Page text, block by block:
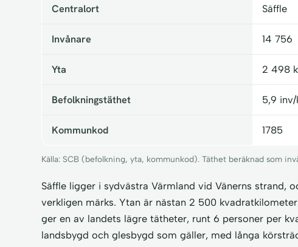
Centralort Säffle
Invånare 14 756
Yta 2 498
Befolkningstäthet 5,9
Kommunkod 1785
Källa: SCB (befolkning, yta, kommunkod). Täthet beräknad som
Säffle ligger i sydvästra Värmland vid Vänerns strand,
verkligen märks. Ytan är nästan 2 500
ger en av landets lägre tätheter, runt 6 personer per
landsbygd och glesbygd som gäller, med långa